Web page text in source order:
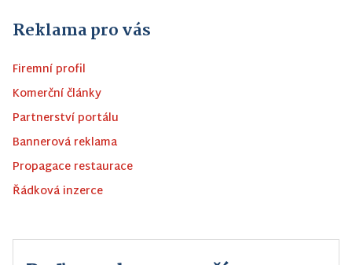
Reklama pro vás
Firemní profil
Komerční články
Partnerství portálu
Bannerová reklama
Propagace restaurace
Řádková inzerce